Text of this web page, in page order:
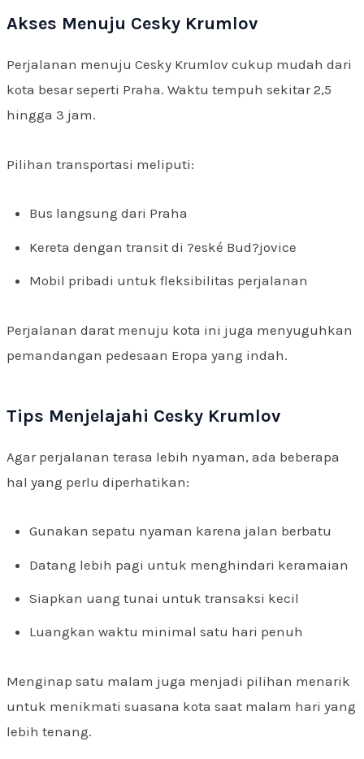
Akses Menuju Cesky Krumlov
Perjalanan menuju Cesky Krumlov cukup mudah dari
kota besar seperti Praha. Waktu tempuh sekitar 2,5
hingga 3 jam.
Pilihan transportasi meliputi:
Bus langsung dari Praha
Kereta dengan transit di ?eské Bud?jovice
Mobil pribadi untuk fleksibilitas perjalanan
Perjalanan darat menuju kota ini juga menyuguhkan
pemandangan pedesaan Eropa yang indah.
Tips Menjelajahi Cesky Krumlov
Agar perjalanan terasa lebih nyaman, ada beberapa
hal yang perlu diperhatikan:
Gunakan sepatu nyaman karena jalan berbatu
Datang lebih pagi untuk menghindari keramaian
Siapkan uang tunai untuk transaksi kecil
Luangkan waktu minimal satu hari penuh
Menginap satu malam juga menjadi pilihan menarik
untuk menikmati suasana kota saat malam hari yang
lebih tenang.